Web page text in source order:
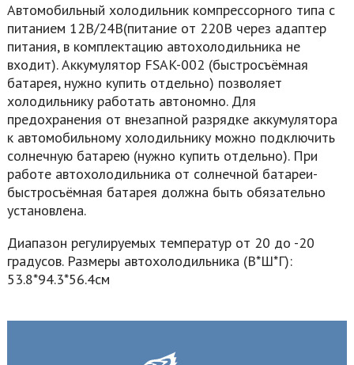
Автомобильный холодильник компрессорного типа с
питанием 12В/24В(питание от 220В через адаптер
питания, в комплектацию автохолодильника не
входит). Аккумулятор FSAK-002 (быстросъёмная
батарея, нужно купить отдельно) позволяет
холодильнику работать автономно. Для
предохранения от внезапной разрядке аккумулятора
к автомобильному холодильнику можно подключить
солнечную батарею (нужно купить отдельно). При
работе автохолодильника от солнечной батареи-
быстросъёмная батарея должна быть обязательно
установлена.
Диапазон регулируемых температур от 20 до -20
градусов. Размеры автохолодильника (В*Ш*Г):
53.8*94.3*56.4см